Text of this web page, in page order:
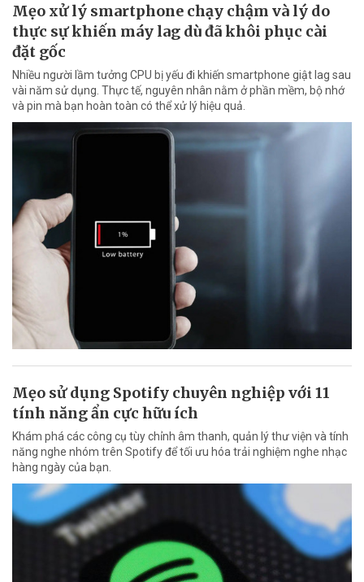
Mẹo xử lý smartphone chạy chậm và lý do
thực sự khiến máy lag dù đã khôi phục cài
đặt gốc
Nhiều người lầm tưởng CPU bị yếu đi khiến smartphone giật lag sau
vài năm sử dụng. Thực tế, nguyên nhân nằm ở phần mềm, bộ nhớ
và pin mà bạn hoàn toàn có thể xử lý hiệu quả.
Mẹo sử dụng Spotify chuyên nghiệp với 11
tính năng ẩn cực hữu ích
Khám phá các công cụ tùy chỉnh âm thanh, quản lý thư viện và tính
năng nghe nhóm trên Spotify để tối ưu hóa trải nghiệm nghe nhạc
hàng ngày của bạn.